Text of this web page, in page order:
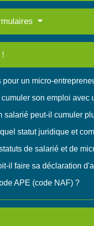
!
un micro-
son emploi avec
salarié peut-il cumuler
statut juridique et
de salarié et de
il faire sa déclaration
APE (code NAF) ?